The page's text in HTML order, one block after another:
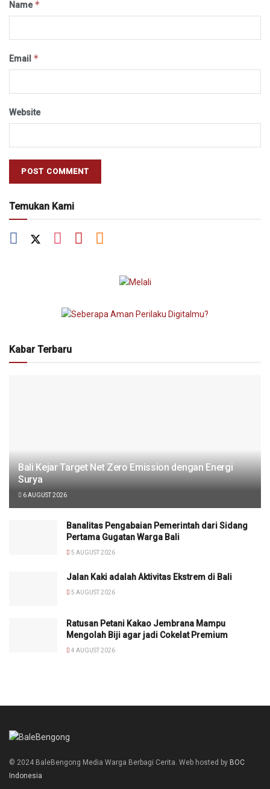
Name*
Email *
Website
Temukan Kami
Kabar Terbaru
Bali Kejar Target Net Zero Emission dengan Energi
Surya
6 AUGUST 2026
Banalitas Pengabaian Pemerintah dari Sidang
Pertama Gugatan Warga Bali
5 AUGUST 2026
Jalan Kaki adalah Aktivitas Ekstrem di Bali
5 AUGUST 2026
Ratusan Petani Kakao Jembrana Mampu
Mengolah Biji agar jadi Cokelat Premium
4 AUGUST 2026
© 2024 BaleBengong Media Warga Berbagi Cerita. Web hosted by BOC
Indonesia